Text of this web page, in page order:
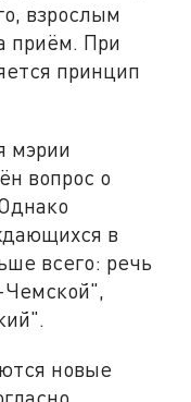
взрослым
приём. При
принцип
мэрии
вопрос о
в
всего: речь
новые